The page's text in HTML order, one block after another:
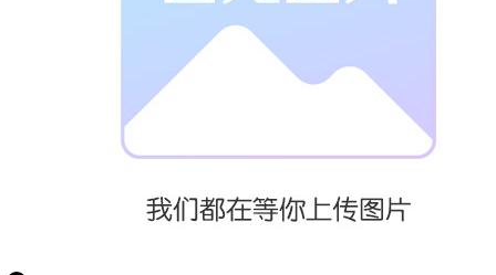
次伤害。这一
点在台风多发
地区或高层建